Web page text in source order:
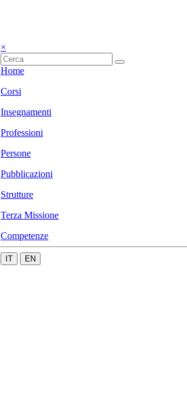
×
Home
Corsi
Insegnamenti
Professioni
Persone
Pubblicazioni
Strutture
Terza Missione
Competenze
IT EN